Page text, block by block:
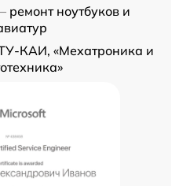
ремонт ноутбуков и
КАИ, «Мехатроника и